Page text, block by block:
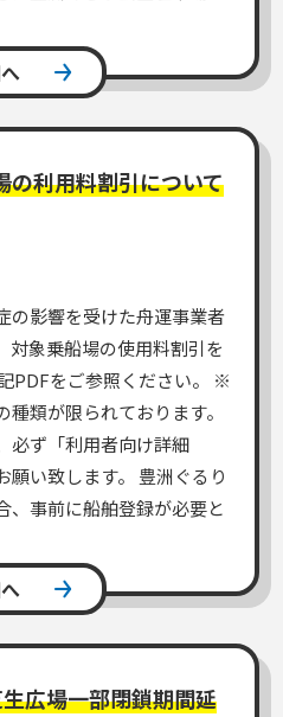
の利用料割引について
の影響を受けた舟運事業者
対象乗船場の使用料割引を
PDFをご参照ください。 ※
類が限られております。
必ず「利用者向け詳細
願い致します。 豊洲ぐるり
、事前に船舶登録が必要と
広場一部閉鎖期間延